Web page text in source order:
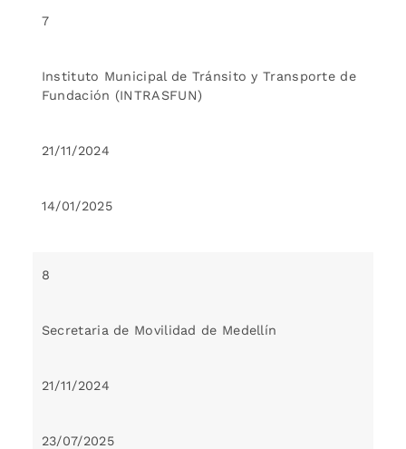
7
Instituto Municipal de Tránsito y Transporte de
Fundación (INTRASFUN)
21/11/2024
14/01/2025
8
Secretaria de Movilidad de Medellín
21/11/2024
23/07/2025